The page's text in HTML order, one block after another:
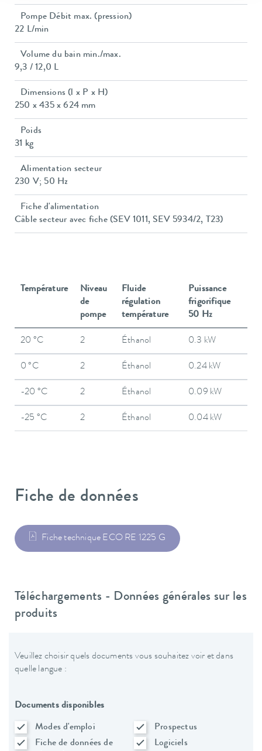
Pompe Débit max. (pression)
22 L/min
Volume du bain min./max.
9,3 / 12,0 L
Dimensions (l x P x H)
250 x 435 x 624 mm
Poids
31 kg
Alimentation secteur
230 V; 50 Hz
Fiche d'alimentation
Câble secteur avec fiche (SEV 1011, SEV 5934/2, T23)
Température
Niveau
de
pompe
Fluide
régulation
température
Puissance
frigorifique
50 Hz
20 °C 2 Éthanol 0.3 kW
0 °C 2 Éthanol 0.24 kW
-20 °C 2 Éthanol 0.09 kW
-25 °C 2 Éthanol 0.04 kW
Fiche de données
Fiche technique ECO RE 1225 G
Téléchargements - Données générales sur les
produits
Veuillez choisir quels documents vous souhaitez voir et dans
quelle langue :
Documents disponibles
Modes d'emploi
Prospectus
Fiche de données de
Logiciels